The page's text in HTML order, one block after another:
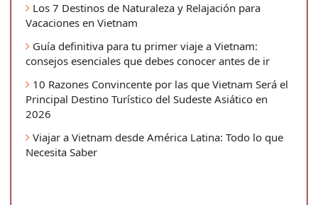
Los 7 Destinos de Naturaleza y Relajación para
Vacaciones en Vietnam
Guía definitiva para tu primer viaje a Vietnam:
consejos esenciales que debes conocer antes de ir
10 Razones Convincente por las que Vietnam Será el
Principal Destino Turístico del Sudeste Asiático en
2026
Viajar a Vietnam desde América Latina: Todo lo que
Necesita Saber